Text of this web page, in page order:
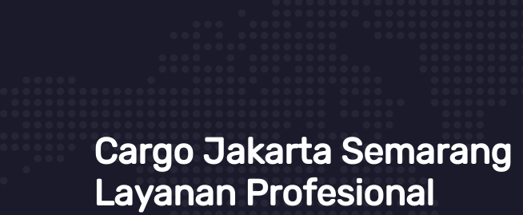
Cargo Jakarta Semarang
Layanan Profesional